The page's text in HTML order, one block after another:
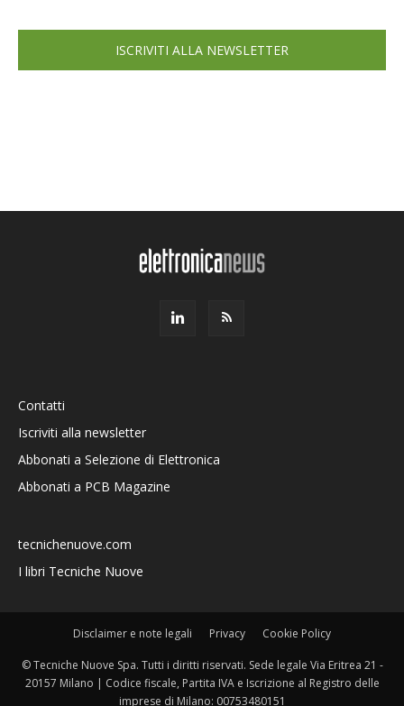
ISCRIVITI ALLA NEWSLETTER
Contatti
Iscriviti alla newsletter
Abbonati a Selezione di Elettronica
Abbonati a PCB Magazine
tecnichenuove.com
I libri Tecniche Nuove
Disclaimer e note legali Privacy Cookie Policy
© Tecniche Nuove Spa. Tutti i diritti riservati. Sede legale Via Eritrea 21 -
20157 Milano | Codice fiscale, Partita IVA e Iscrizione al Registro delle
imprese di Milano: 00753480151